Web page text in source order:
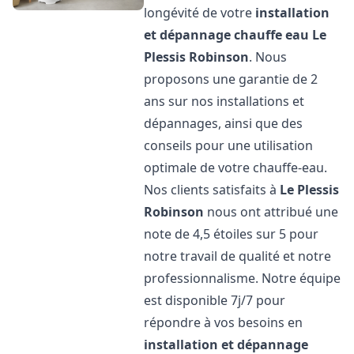
longévité de votre installation
et dépannage chauffe eau Le
Plessis Robinson. Nous
proposons une garantie de 2
ans sur nos installations et
dépannages, ainsi que des
conseils pour une utilisation
optimale de votre chauffe-eau.
Nos clients satisfaits à Le Plessis
Robinson nous ont attribué une
note de 4,5 étoiles sur 5 pour
notre travail de qualité et notre
professionnalisme. Notre équipe
est disponible 7j/7 pour
répondre à vos besoins en
installation et dépannage